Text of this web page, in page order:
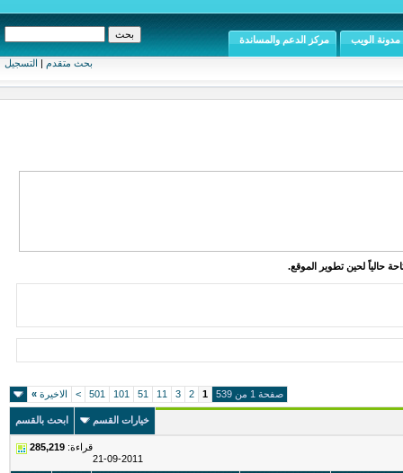
بحث متقدم | التسجيل
مدونة الويب مركز الدعم والمساندة
حالياً لحين تطوير الموقع.
صفحة 1 من 539 1
2
3
11
51
101
501
> الاخيرة »
خيارات القسم ابحث بالقسم
قراءة: 285,219
21-09-2011